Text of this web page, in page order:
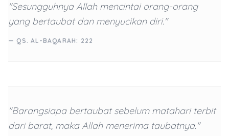
"Sesungguhnya Allah mencintai orang-orang
yang bertaubat dan menyucikan diri."
— QS. AL-BAQARAH: 222
"Barangsiapa bertaubat sebelum matahari terbit
dari barat, maka Allah menerima taubatnya."